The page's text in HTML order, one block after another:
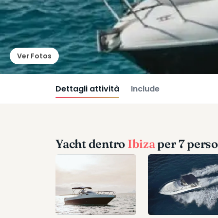
Ver Fotos
Dettagli attività Include
Yacht dentro Ibizaper 7